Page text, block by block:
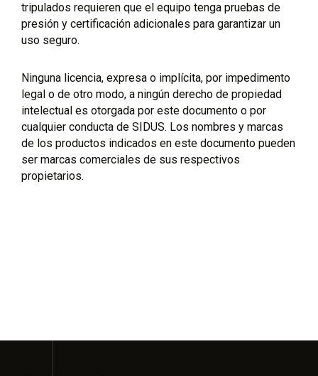
tripulados requieren que el equipo tenga pruebas de
presión y certificación adicionales para garantizar un
uso seguro.
Ninguna licencia, expresa o implícita, por impedimento
legal o de otro modo, a ningún derecho de propiedad
intelectual es otorgada por este documento o por
cualquier conducta de SIDUS. Los nombres y marcas
de los productos indicados en este documento pueden
ser marcas comerciales de sus respectivos
propietarios.